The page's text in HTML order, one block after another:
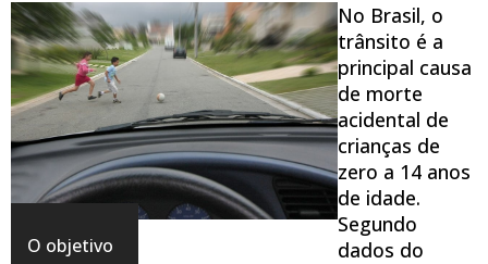
O objetivo
No Brasil, o
trânsito é a
principal causa
de morte
acidental de
crianças de
zero a 14 anos
de idade.
Segundo
dados do